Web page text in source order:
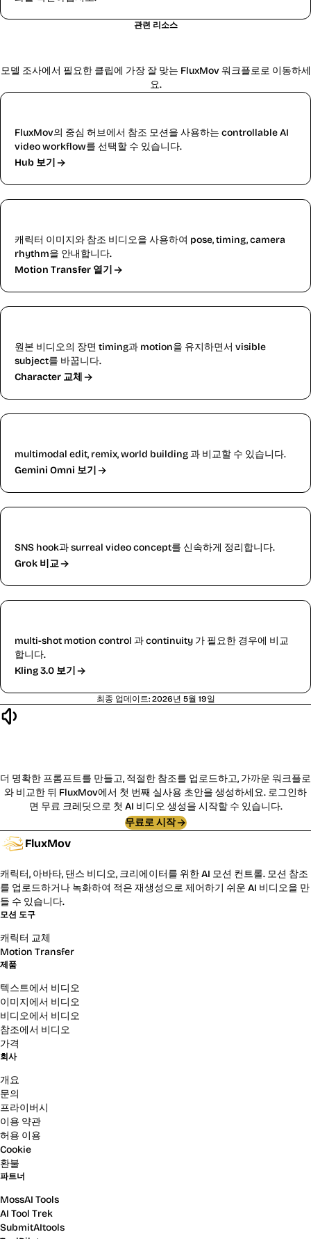
관련 리소스
모델 조사에서 필요한 클립에 가장 잘 맞는 FluxMov 워크플로로 이동하세
요.
FluxMov의 중심 허브에서 참조 모션을 사용하는 controllable AI
video workflow를 선택할 수 있습니다.
Hub 보기
캐릭터 이미지와 참조 비디오을 사용하여 pose, timing, camera
rhythm을 안내합니다.
Motion Transfer 열기
원본 비디오의 장면 timing과 motion을 유지하면서 visible
subject를 바꿉니다.
Character 교체
multimodal edit, remix, world building 과 비교할 수 있습니다.
Gemini Omni 보기
SNS hook과 surreal video concept를 신속하게 정리합니다.
Grok 비교
multi-shot motion control 과 continuity 가 필요한 경우에 비교
합니다.
Kling 3.0 보기
최종 업데이트: 2026년 5월 19일
더 명확한 프롬프트를 만들고, 적절한 참조를 업로드하고, 가까운 워크플로
와 비교한 뒤 FluxMov에서 첫 번째 실사용 초안을 생성하세요. 로그인하
면 무료 크레딧으로 첫 AI 비디오 생성을 시작할 수 있습니다.
무료로 시작
FluxMov
캐릭터, 아바타, 댄스 비디오, 크리에이터를 위한 AI 모션 컨트롤. 모션 참조
를 업로드하거나 녹화하여 적은 재생성으로 제어하기 쉬운 AI 비디오을 만
들 수 있습니다.
모션 도구
캐릭터 교체
Motion Transfer
제품
텍스트에서 비디오
이미지에서 비디오
비디오에서 비디오
참조에서 비디오
가격
회사
개요
문의
프라이버시
이용 약관
허용 이용
Cookie
환불
파트너
MossAI Tools
AI Tool Trek
SubmitAItools